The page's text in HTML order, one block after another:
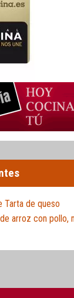
Tarta de queso
arroz con pollo,